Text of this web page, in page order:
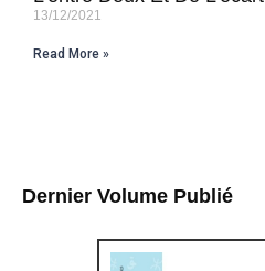
Dernier Volume Publié
13/12/2021
Read More »